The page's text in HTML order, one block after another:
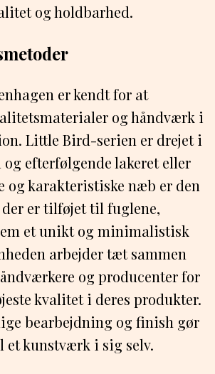
og holdbarhed.
er kendt for at
og håndværk i
Little Bird-serien er drejet i
og efterfølgende lakeret eller
og karakteristiske næb er den
der er tilføjet til fuglene,
et unikt og minimalistisk
arbejder tæt sammen
og producenter for
kvalitet i deres produkter.
bearbejdning og finish gør
kunstværk i sig selv.